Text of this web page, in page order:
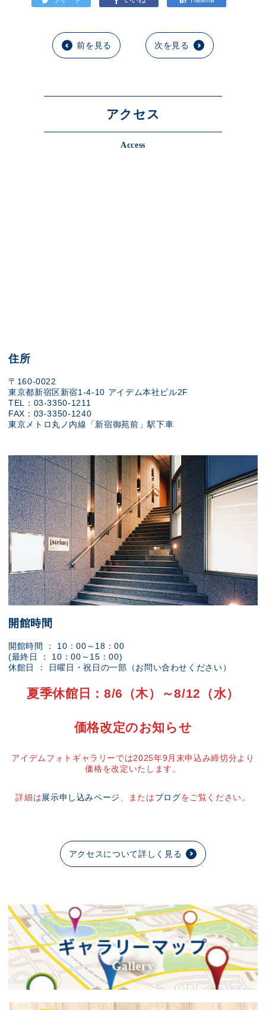
前を見る 次を見る
アクセス
Access
住所
〒160-0022
東京都新宿区新宿1-4-10 アイデム本社ビル2F
TEL：03-3350-1211
FAX：03-3350-1240
東京メトロ丸ノ内線「新宿御苑前」駅下車
開館時間
開館時間 ： 10：00～18：00
(最終日 ： 10：00～15：00)
休館日 ： 日曜日・祝日の一部（お問い合わせください）
夏季休館日：8/6（木）～8/12（水）
価格改定のお知らせ
アイデムフォトギャラリーでは2025年9月末申込み締切分より
価格を改定いたします。
詳細は展示申し込みページ 、またはブログをご覧ください。
アクセスについて詳しく見る